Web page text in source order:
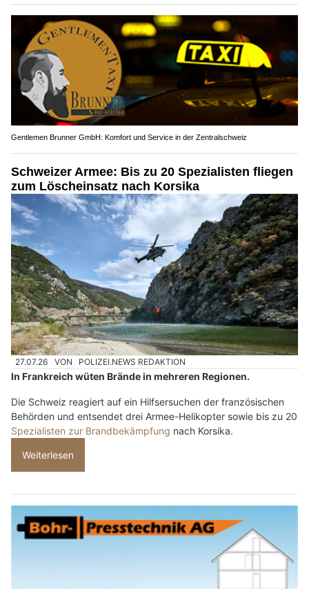
Gentlemen Brunner GmbH: Komfort und Service in der Zentralschweiz
Schweizer Armee: Bis zu 20 Spezialisten fliegen
zum Löscheinsatz nach Korsika
27.07.26 VON POLIZEI.NEWS REDAKTION
In Frankreich wüten Brände in mehreren Regionen.
Die Schweiz reagiert auf ein Hilfsersuchen der französischen
Behörden und entsendet drei Armee-Helikopter sowie bis zu 20
Spezialisten zur Brandbekämpfung nach Korsika.
Weiterlesen